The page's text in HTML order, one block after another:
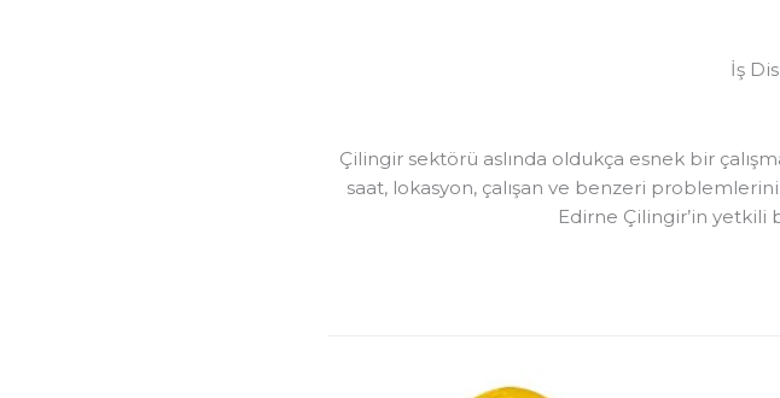
İş
Çilingir sektörü aslında oldukça esnek bir
saat, lokasyon, çalışan ve benzeri
Edirne Çilingir’in yetkili